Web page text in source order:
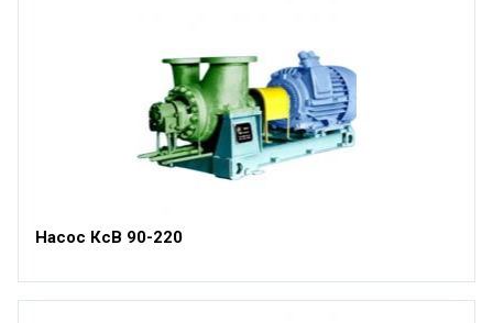
Насос КсВ 90-220